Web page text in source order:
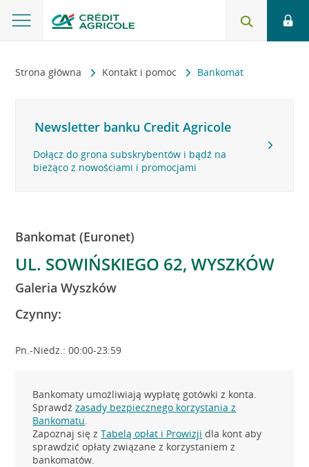
Strona główna Kontakt i pomoc Bankomat
Newsletter banku Credit Agricole
Dołącz do grona subskrybentów i bądź na
bieżąco z nowościami i promocjami
Bankomat (Euronet)
UL. SOWIŃSKIEGO 62, WYSZKÓW
Galeria Wyszków
Czynny:
Pn.-Niedz.: 00:00-23:59
Bankomaty umożliwiają wypłatę gotówki z konta.
Sprawdźzasady bezpiecznego korzystania z
Bankomatu.
Zapoznaj się zTabelą opłat i Prowizji dla kont aby
sprawdzić opłaty związane z korzystaniem z
bankomatów.